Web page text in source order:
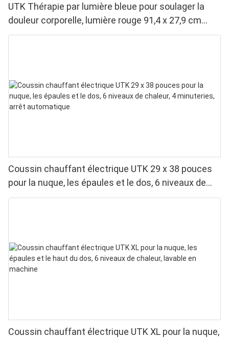
UTK Thérapie par lumière bleue pour soulager la
douleur corporelle, lumière rouge 91,4 x 27,9 cm
&Lumière proche infrarouge &Lumière bleue
Coussin chauffant électrique UTK 29 x 38 pouces
pour la nuque, les épaules et le dos, 6 niveaux de
chaleur, 4 minuteries, arrêt automatique
Coussin chauffant électrique UTK XL pour la nuque,